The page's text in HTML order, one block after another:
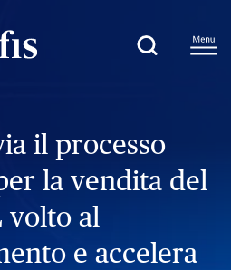
il processo
la vendita del
volto al
e accelera